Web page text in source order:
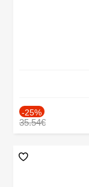
-25%
35.54€